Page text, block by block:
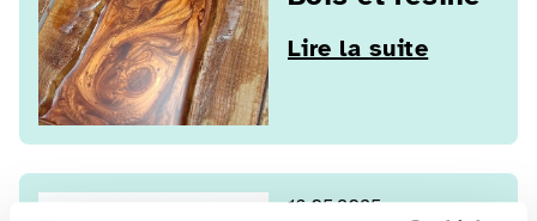
Lire la suite
16.05.2025